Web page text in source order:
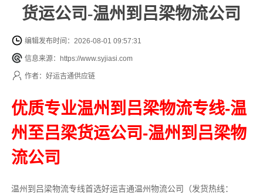
货运公司-温州到吕梁物流公司
编辑发布时间：2026-08-01 09:57:31
信息来源：https://www.syjiasi.com
作者：好运吉通供应链
优质专业温州到吕梁物流专线-温
州至吕梁货运公司-温州到吕梁物
流公司
温州到吕梁物流专线首选好运吉通温州物流公司（发货热线：